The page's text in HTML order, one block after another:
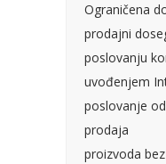
Ograničena
prodajni
poslovanju
uvođenjem
poslovanje
prodaja
proizvoda